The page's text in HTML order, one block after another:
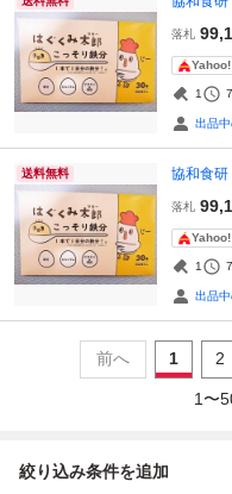
落札
1
出品
送料無料 協和食
落札
1
出品
前へ 1 2
1 〜
絞り込み条件を追加